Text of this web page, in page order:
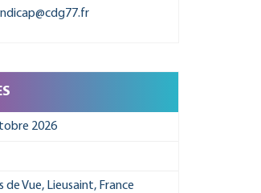
2026
de Vue, Lieusaint, France